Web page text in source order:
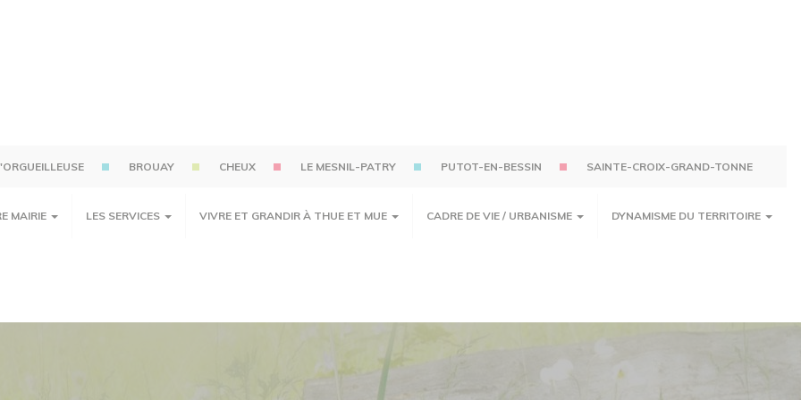
BROUAY CHEUX LE MESNIL-PATRY PUTOT-EN-BESSIN SAINTE-CROIX-GRAND-TONNE
MAIRIE LES SERVICES VIVRE ET GRANDIR À THUE ET MUE CADRE DE VIE / URBANISME DYNAMISME DU TERRITOIRE